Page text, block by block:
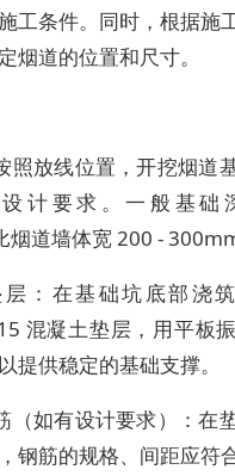
工条件。同时，根据施
烟道的位置和尺寸。
照放线位置，开挖烟道
计要求。一般基础
道墙体宽 200 - 300mm
：在基础坑底部浇
混凝土垫层，用平板
提供稳定的基础支撑。
（如有设计要求）：在
钢筋的规格、间距应符